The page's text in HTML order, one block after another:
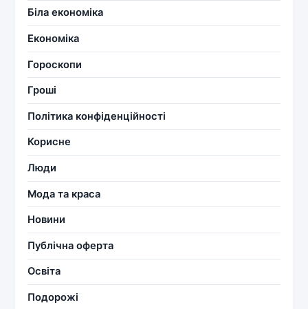
Біла економіка
Економіка
Гороскопи
Гроші
Політика конфіденційності
Корисне
Люди
Мода та краса
Новини
Публічна оферта
Освіта
Подорожі